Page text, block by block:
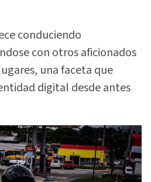
conduciendo
con otros aficionados
una faceta que
digital desde antes